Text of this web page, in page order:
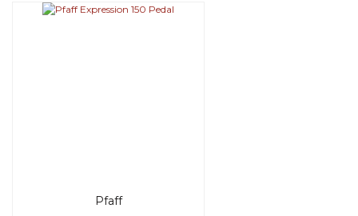
Pfaff